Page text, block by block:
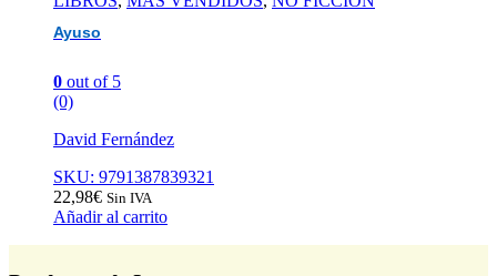
Ayuso
0 out of 5
(0)
David Fernández
SKU: 9791387839321
22,98€ Sin IVA
Añadir al carrito